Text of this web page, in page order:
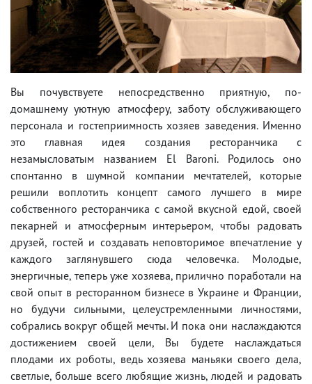
Вы почувствуете непосредственно приятную, по-
домашнему уютную атмосферу, заботу обслуживающего
персонала и гостеприимность хозяев заведения. Именно
это главная идея создания ресторанчика с
незамысловатым названием El Baroni. Родилось оно
спонтанно в шумной компании мечтателей, которые
решили воплотить концепт самого лучшего в мире
собственного ресторанчика с самой вкусной едой, своей
пекарней и атмосферным интерьером, чтобы радовать
друзей, гостей и создавать неповторимое впечатление у
каждого заглянувшего сюда человечка. Молодые,
энергичные, теперь уже хозяева, прилично поработали на
свой опыт в ресторанном бизнесе в Украине и Франции,
но будучи сильными, целеустремленными личностями,
собрались вокруг общей мечты. И пока они наслаждаются
достижением своей цели, Вы будете наслаждаться
плодами их роботы, ведь хозяева маньяки своего дела,
светлые, больше всего любящие жизнь, людей и радовать